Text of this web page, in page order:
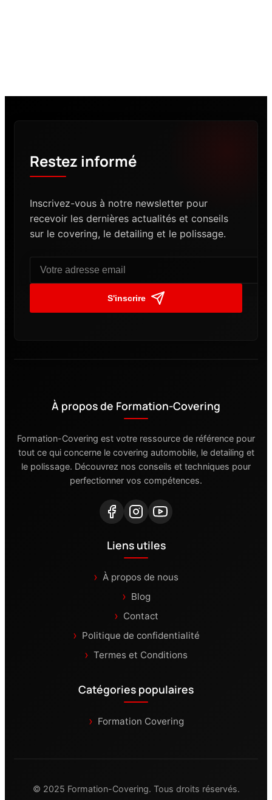
Restez informé
Inscrivez-vous à notre newsletter pour
recevoir les dernières actualités et conseils
sur le covering, le detailing et le polissage.
S'inscrire
À propos de Formation-Covering
Formation-Covering est votre ressource de référence pour
tout ce qui concerne le covering automobile, le detailing et
le polissage. Découvrez nos conseils et techniques pour
perfectionner vos compétences.
Liens utiles
À propos de nous
Blog
Contact
Politique de confidentialité
Termes et Conditions
Catégories populaires
Formation Covering
© 2025 Formation-Covering. Tous droits réservés.